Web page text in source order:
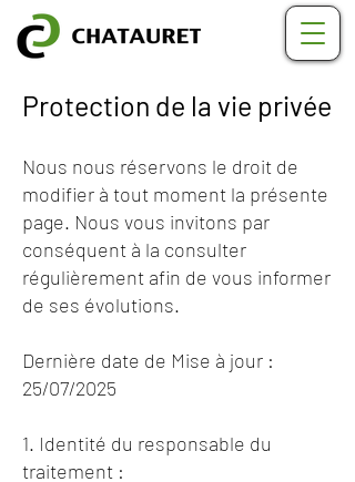
Protection de la vie privée
Nous nous réservons le droit de
modifier à tout moment la présente
page. Nous vous invitons par
conséquent à la consulter
régulièrement afin de vous informer
de ses évolutions.
Dernière date de Mise à jour :
25/07/2025
1. Identité du responsable du
traitement :